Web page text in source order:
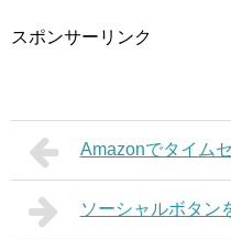
スポンサーリンク
Amazonでタイム
ソーシャルボタン